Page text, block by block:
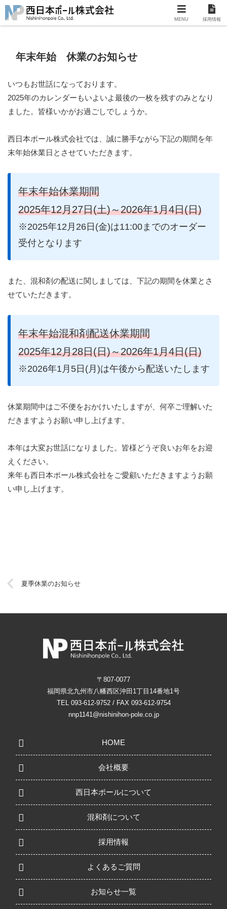
年末年始 休業のお知らせ
いつもお世話になっております。
2025年のカレンダーもいよいよ最後の一枚を残すのみとなり
ました。皆様いかがお過ごしでしょうか。
西日本ポール株式会社では、誠に勝手ながら下記の期間を年
末年始休業日とさせていただきます。
年末年始休業期間
2025年12月27日(土)～2026年1月4日(日)
※2025年12月26日(金)は11:00までのオーダー
受付となります
また、混和剤の配送に関しましては、下記の期間を休業とさ
せていただきます。
年末年始混和剤配送休業期間
2025年12月28日(日)～2026年1月4日(日)
※2026年1月5日(月)は午後から配送いたします
休業期間中はご不便をおかけいたしますが、何卒ご理解いた
だきますようお願い申し上げます。
本年は大変お世話になりました。皆様どうぞ良いお年をお迎
えください。
来年も西日本ポール株式会社をご愛顧いただきますようお願
い申し上げます。
夏季休業のお知らせ
〒807-0077
福岡県北九州市八幡西区沖田1丁目14番地1号
TEL 093-612-9752 / FAX 093-612-9754
nnp1141@nishinihon-pole.co.jp
HOME
会社概要
西日本ポールについて
混和剤について
採用情報
よくあるご質問
お知らせ一覧
MENU 採用情報